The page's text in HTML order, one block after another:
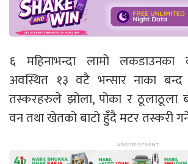
६ महिनाभन्दा लामो लकडाउनका
अवस्थित १३ वटै भन्सार नाका बन्द
तस्करहरुले झोला, पोका र ठूलाठूला
वन तथा खेतको बाटो हुँदै मटर तस्करी